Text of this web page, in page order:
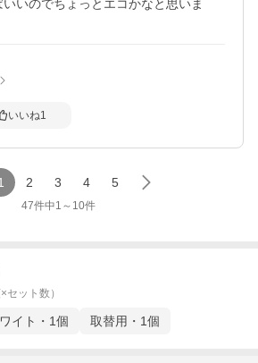
いのでちょっとエコかなと思いま
いいね1
2 3 4 5
47件中1 ～ 10件
ット数）
イト・1個 取替用・1個